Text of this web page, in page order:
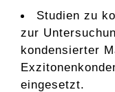
Studien zu
zur
kondensierter
eingesetzt.